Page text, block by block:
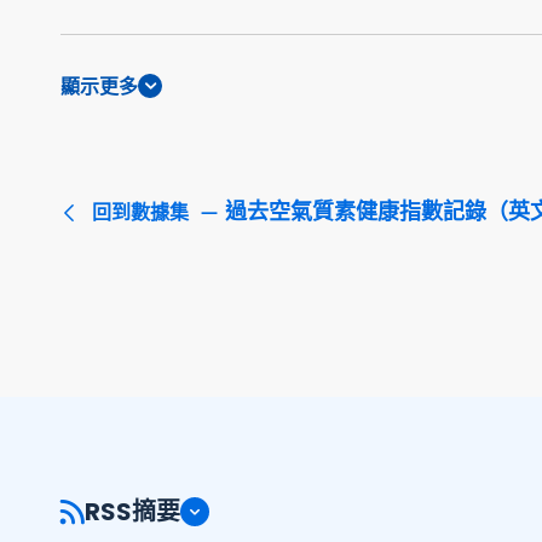
顯示更多
回到數據集 過去空氣質素健康指數記錄（英
RSS摘要